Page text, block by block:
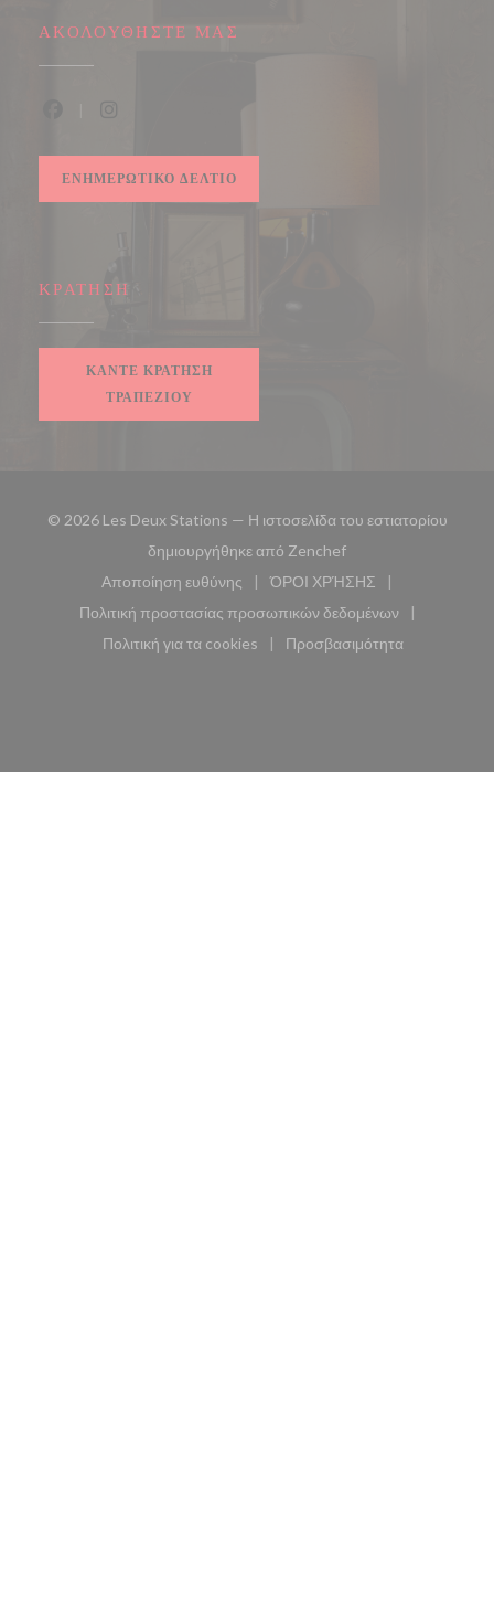
ΑΚΟΛΟΥΘΉΣΤΕ ΜΑΣ
ΕΝΗΜΕΡΩΤΙΚΌ ΔΕΛΤΊΟ
ΚΡΆΤΗΣΗ
ΚΆΝΤΕ ΚΡΆΤΗΣΗ
ΤΡΑΠΕΖΙΟΎ
© 2026 Les Deux Stations — Η ιστοσελίδα του εστιατορίου
δημιουργήθηκε από Zenchef((ανοίγει σε νέο
Αποποίηση ευθύνης
((ανοίγει σε νέο παράθυρο))
ΌΡΟΙ ΧΡΉΣΗΣ
((ανοίγει σε νέο
Πολιτική προστασίας προσωπικών δεδομένων
((ανοίγει σε νέο παράθυρο))
Πολιτική για τα cookies
((ανοίγει σε νέο παράθυρο))
Προσβασιμότητα
((ανοίγει σε νέο